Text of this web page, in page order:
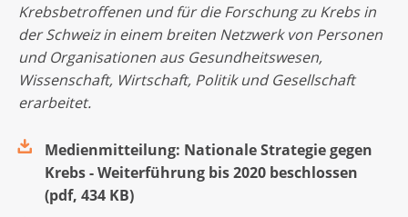
Krebsbetroffenen und für die Forschung zu Krebs in
der Schweiz in einem breiten Netzwerk von Personen
und Organisationen aus Gesundheitswesen,
Wissenschaft, Wirtschaft, Politik und Gesellschaft
erarbeitet.
Medienmitteilung: Nationale Strategie gegen
Krebs - Weiterführung bis 2020 beschlossen
(pdf, 434 KB)